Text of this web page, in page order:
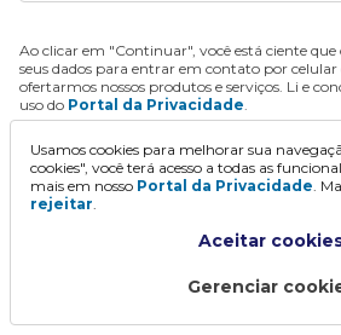
Ao clicar em "Continuar", você está ciente que
seus dados para entrar em contato por
ofertarmos nossos produtos e serviços. Li e
uso do Portal da Privacidade.
Continuar
Usamos cookies para melhorar sua
cookies", você terá acesso a todas as
mais em nosso Portal da Privacidade.
rejeitar.
Aceitar
Gerenciar